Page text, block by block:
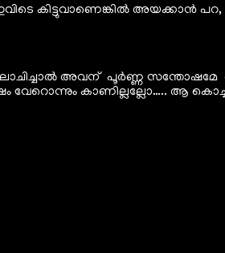
കിട്ടുവാണെങ്കിൽ അയക്കാൻ
അവന് പൂർണ്ണ
കാണില്ലല്ലോ….. ആ